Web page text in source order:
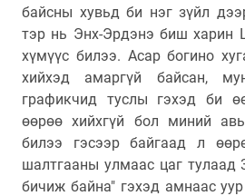
байсны хувьд би нэг зүйл
тэр нь Энх-Эрдэнэ биш харин
хүмүүс билээ. Асар богино
хийхэд амаргүй байсан,
графикчид туслы гэхэд би
өөрөө хийхгүй бол миний
билээ гэсээр байгаад л
шалтгааны улмаас цаг тулаад
бичиж байна" гэхэд амнаас